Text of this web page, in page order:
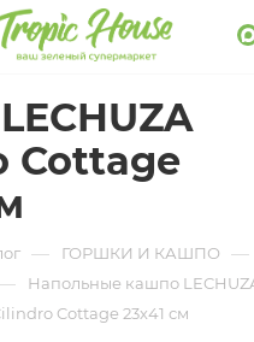
Cottage
— ГОРШКИ И КАШПО —
Напольные кашпо
Cottage 23х41 см